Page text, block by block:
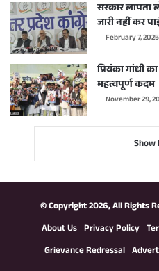
सरकार लापता
जारी नहीं कर
February 7, 2025
प्रियंका गांधी
महत्वपूर्ण कदम
November 29,
Show
© Copyright 2026, All Rights
About Us Privacy Policy
Grievance Redressal